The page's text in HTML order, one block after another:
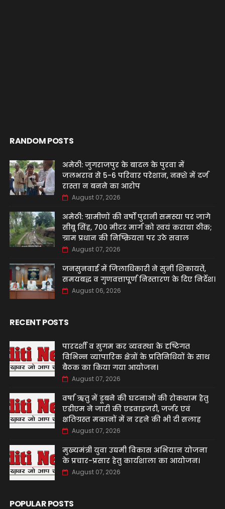
RANDOM POSTS
अमेठी: जुगराजपुर के बादल के पुरवा में
जलभराव से 5-6 परिवार परेशान, नक्शे में दर्ज
रास्ता न बनने का आरोप
August 07, 2026
अमेठी: ग्रामीणों की वर्षों पुरानी समस्या पर जागे
सीबू सिंह, 700 मीटर मार्ग को स्वयं कराया ठीक;
ग्राम प्रधान की निष्क्रियता पर उठे सवाल
August 07, 2026
जनसुनवाई में जिलाधिकारी ने सुनीं शिकायतें,
समयबद्ध व गुणवत्तापूर्ण निस्तारण के दिए निर्देश।
August 06, 2026
RECENT POSTS
पारदर्शी व सुगम कर व्यवस्था के दृष्टिगत
विभिन्न व्यापारिक क्षेत्रों के प्रतिनिधियों के साथ
बैठक का किया गया आयोजन।
August 07, 2026
वर्षा ऋतु में डूबने की घटनाओं की रोकथाम हेतु
एडीएम ने जारी की एडवाइजरी, जर्जर एवं
क्षतिग्रस्त मकानों में न रहने की भी दी सलाह
August 07, 2026
मुख्यमंत्री युवा उद्यमी विकास अभियान योजना
के प्रचार-प्रसार हेतु कार्यशाला का आयोजन।
August 07, 2026
POPULAR POSTS